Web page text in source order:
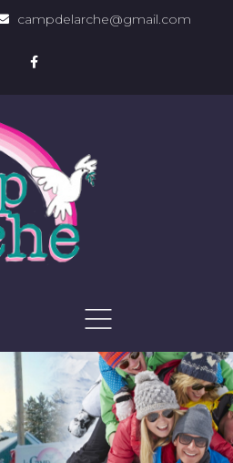
campdelarche@gmail.com
PHOTOS DU DOMAINE